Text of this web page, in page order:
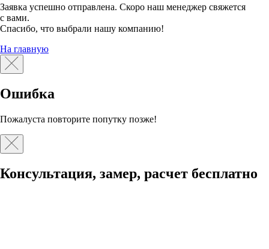
Заявка успешно отправлена. Скоро наш менеджер свяжется
с вами.
Спасибо, что выбрали нашу компанию!
На главную
Ошибка
Пожалуста повторите попутку позже!
Консультация, замер, расчет бесплатно